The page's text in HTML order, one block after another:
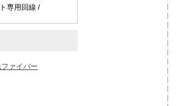
専用回線 /
ァイバー